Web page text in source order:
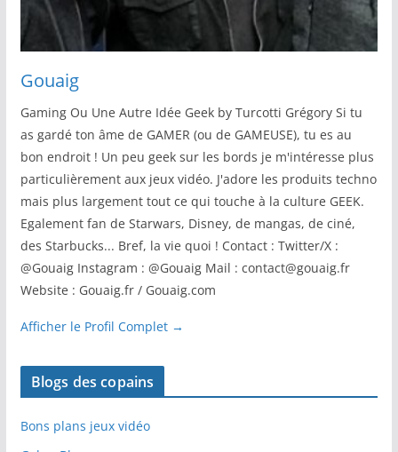
Gouaig
Gaming Ou Une Autre Idée Geek by Turcotti Grégory Si tu
as gardé ton âme de GAMER (ou de GAMEUSE), tu es au
bon endroit ! Un peu geek sur les bords je m'intéresse plus
particulièrement aux jeux vidéo. J'adore les produits techno
mais plus largement tout ce qui touche à la culture GEEK.
Egalement fan de Starwars, Disney, de mangas, de ciné,
des Starbucks... Bref, la vie quoi ! Contact : Twitter/X :
@Gouaig Instagram : @Gouaig Mail : contact@gouaig.fr
Website : Gouaig.fr / Gouaig.com
Afficher le Profil Complet →
Blogs des copains
Bons plans jeux vidéo